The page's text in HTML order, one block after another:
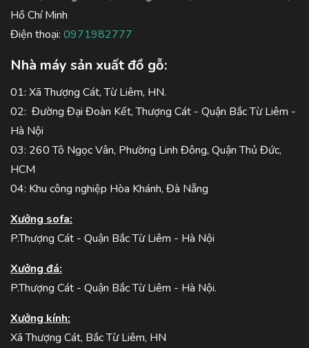
Hồ Chí Minh
Điện thoại: 0971982777
Nhà máy sản xuất đồ gỗ:
01: Xã Thượng Cát, Từ Liêm, HN.
02: Đường Đại Đoàn Kết, Thượng Cát - Quận Bắc Từ Liêm -
Hà Nội
03: 260 Tô Ngọc Vân, Phường Linh Đông, Quận Thủ Đức,
HCM
04: Khu công nghiệp Hòa Khánh, Đà Nẵng
Xưởng sofa:
P.Thượng Cát - Quận Bắc Từ Liêm - Hà Nội
Xưởng đá:
P.Thượng Cát - Quận Bắc Từ Liêm - Hà Nội.
Xưởng kính:
Xã Thượng Cát, Bắc Từ Liêm, HN